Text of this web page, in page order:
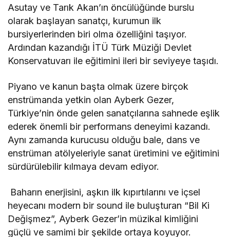
Asutay ve Tarık Akan’ın öncülüğünde burslu
olarak başlayan sanatçı, kurumun ilk
bursiyerlerinden biri olma özelliğini taşıyor.
Ardından kazandığı İTÜ Türk Müziği Devlet
Konservatuvarı ile eğitimini ileri bir seviyeye taşıdı.
Piyano ve kanun başta olmak üzere birçok
enstrümanda yetkin olan Ayberk Gezer,
Türkiye’nin önde gelen sanatçılarına sahnede eşlik
ederek önemli bir performans deneyimi kazandı.
Aynı zamanda kurucusu olduğu bale, dans ve
enstrüman atölyeleriyle sanat üretimini ve eğitimini
sürdürülebilir kılmaya devam ediyor.
Baharın enerjisini, aşkın ilk kıpırtılarını ve içsel
heyecanı modern bir sound ile buluşturan “Bil Ki
Değişmez”, Ayberk Gezer’in müzikal kimliğini
güçlü ve samimi bir şekilde ortaya koyuyor.